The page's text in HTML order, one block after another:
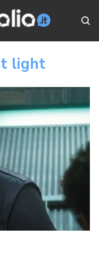
light